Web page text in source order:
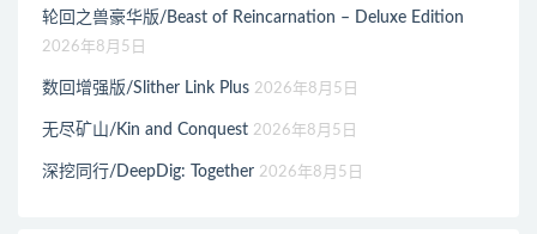
轮回之兽豪华版/Beast of Reincarnation – Deluxe Edition
2026年8月5日
数回增强版/Slither Link Plus 2026年8月5日
无尽矿山/Kin and Conquest 2026年8月5日
深挖同行/DeepDig: Together 2026年8月5日